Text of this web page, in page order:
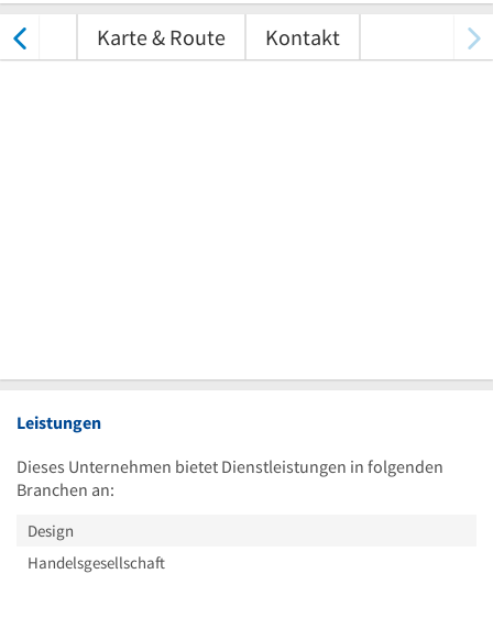
Karte & Route Kontakt
Leistungen
Dieses Unternehmen bietet Dienstleistungen in folgenden
Branchen an:
Design
Handelsgesellschaft